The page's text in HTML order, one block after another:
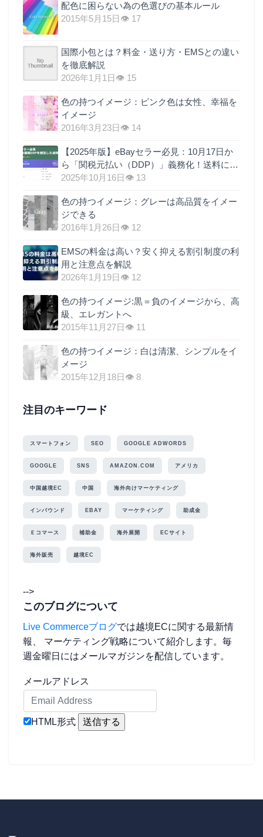
配色に困らない為の色選びの基本ルール
2015年5月15日 👁 17
国際小包とは？料金・送り方・EMSとの違い
を徹底解説
2026年1月1日 👁 15
色の持つイメージ：ピンク色は女性、幸福を
イメージ
2016年3月23日 👁 14
【2025年版】eBayセラー必見：10月17日か
ら「関税元払い（DDP）」義務化！送料に関
税を上乗せするのが最も現実的な理由
2025年10月16日 👁 13
色の持つイメージ：グレーは高品質をイメー
ジできる
2016年1月26日 👁 12
EMSの料金は高い？安く抑える割引制度の利
用と注意点を解説
2026年1月19日 👁 12
色の持つイメージ:黒＝負のイメージから、高
級、エレガントへ
2015年11月27日 👁 11
色の持つイメージ：白は清潔、シンプルをイ
メージ
2015年12月18日 👁 8
注目のキーワード
スマートフォン SEO GOOGLE ADWORDS
GOOGLE SNS AMAZON.COM アメリカ
中国越境EC 中国 海外向けマーケティング
インバウンド EBAY マーケティング 助成金
Ｅコマース 補助金 海外展開 ECサイト
海外販売 越境EC
-->
このブログについて
Live Commerceブログでは越境ECに関する最新情
報、 マーケティング戦略について紹介します。毎
週金曜日にはメールマガジンを配信しています。
メールアドレス
HTML形式